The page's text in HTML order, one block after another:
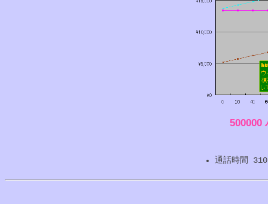
500000
通話時間